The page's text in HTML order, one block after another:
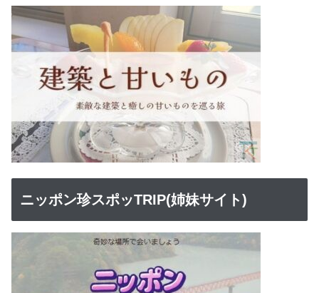
ニッポン珍スポッTRIP(姉妹サイト)